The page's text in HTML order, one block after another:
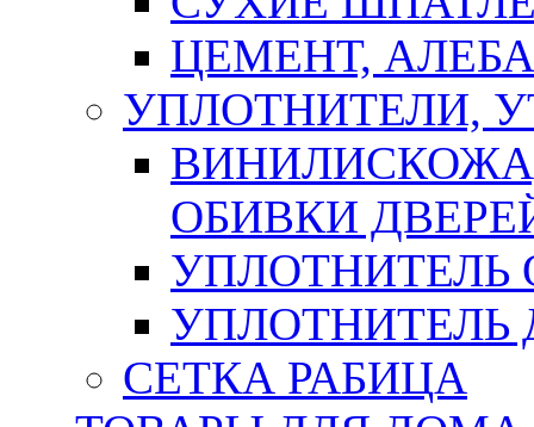
ЦЕМЕНТ,
УПЛОТНИТЕЛИ,
ОБИВКИ
УПЛОТНИТЕЛЬ
СЕТКА РАБИЦА